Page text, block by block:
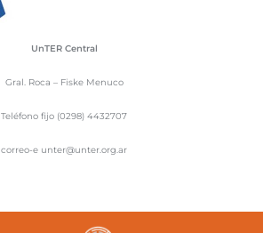
UnTER Central
Gral. Roca – Fiske Menuco
Teléfono fijo (0298) 4432707
correo-e unter@unter.org.ar